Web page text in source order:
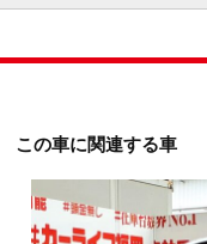
この車に関連する車